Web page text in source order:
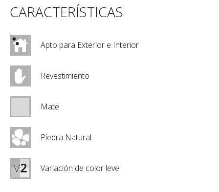
CARACTERÍSTICAS
Apto para Exterior e Interior
Revestimiento
Mate
Piedra Natural
Variación de color leve